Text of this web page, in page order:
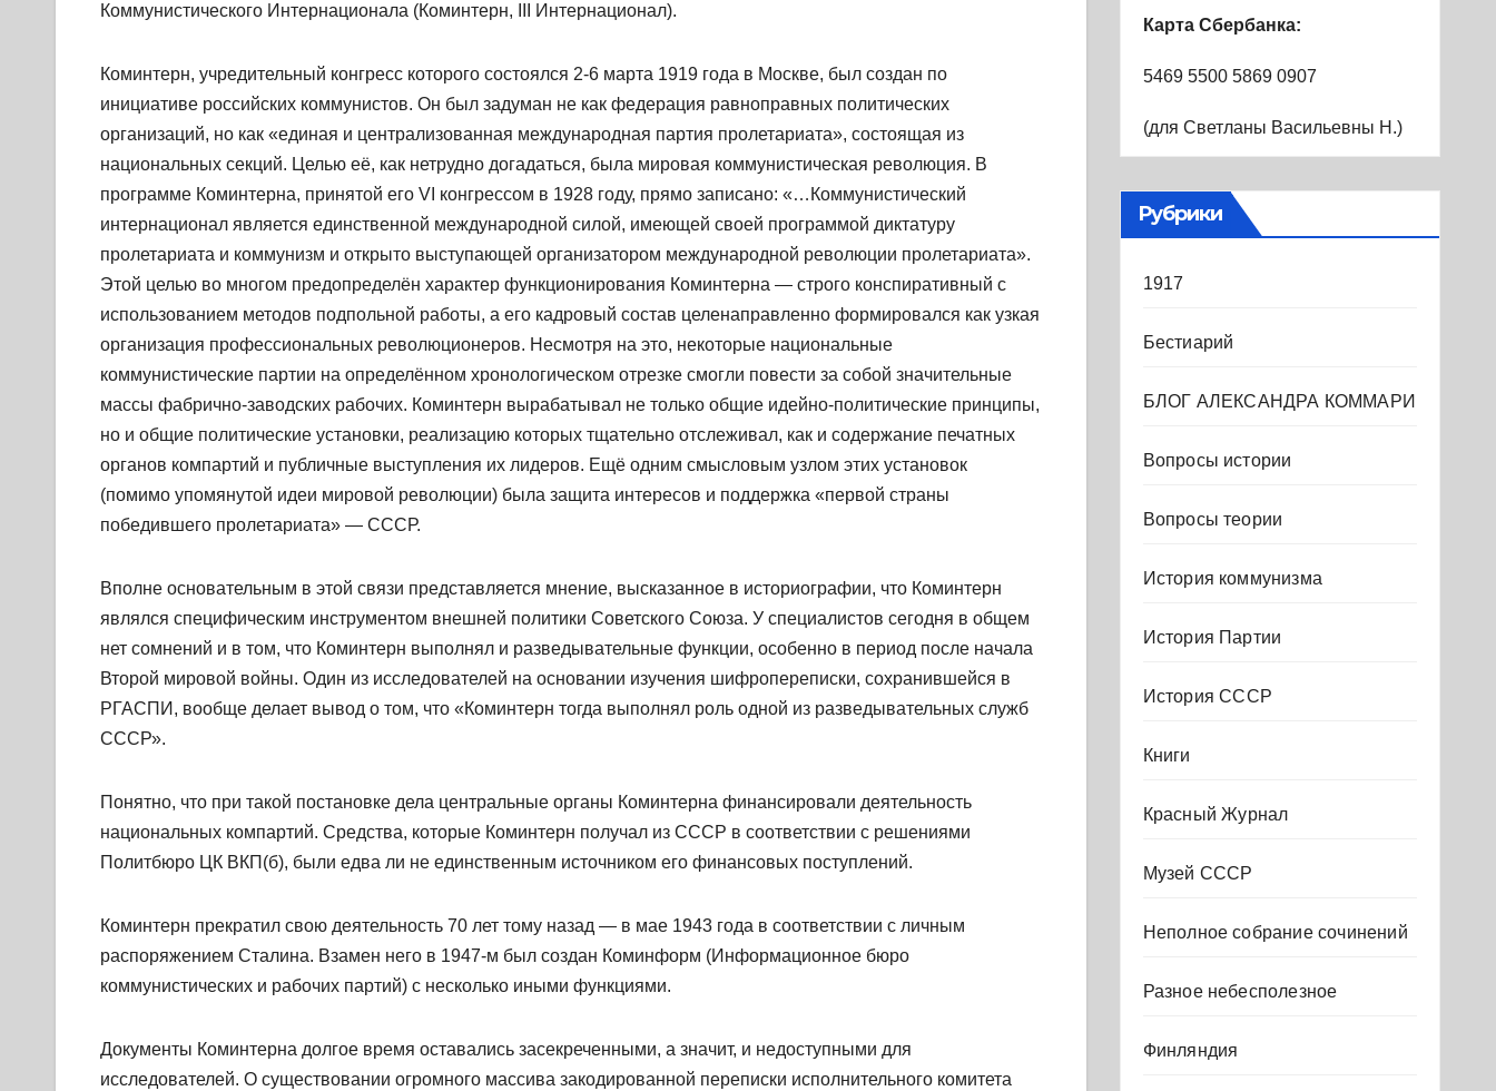
Коммунистического Интернационала (Коминтерн, III Интернационал).
Коминтерн, учредительный конгресс которого состоялся 2-6 марта 1919 года в Москве, был создан по
инициативе российских коммунистов. Он был задуман не как федерация равноправных политических
организаций, но как «единая и централизованная международная партия пролетариата», состоящая из
национальных секций. Целью её, как нетрудно догадаться, была мировая коммунистическая революция. В
программе Коминтерна, принятой его VI конгрессом в 1928 году, прямо записано: «…Коммунистический
интернационал является единственной международной силой, имеющей своей программой диктатуру
пролетариата и коммунизм и открыто выступающей организатором международной революции пролетариата».
Этой целью во многом предопределён характер функционирования Коминтерна — строго конспиративный с
использованием методов подпольной работы, а его кадровый состав целенаправленно формировался как узкая
организация профессиональных революционеров. Несмотря на это, некоторые национальные
коммунистические партии на определённом хронологическом отрезке смогли повести за собой значительные
массы фабрично-заводских рабочих. Коминтерн вырабатывал не только общие идейно-политические принципы,
но и общие политические установки, реализацию которых тщательно отслеживал, как и содержание печатных
органов компартий и публичные выступления их лидеров. Ещё одним смысловым узлом этих установок
(помимо упомянутой идеи мировой революции) была защита интересов и поддержка «первой страны
победившего пролетариата» — СССР.
Вполне основательным в этой связи представляется мнение, высказанное в историографии, что Коминтерн
являлся специфическим инструментом внешней политики Советского Союза. У специалистов сегодня в общем
нет сомнений и в том, что Коминтерн выполнял и разведывательные функции, особенно в период после начала
Второй мировой войны. Один из исследователей на основании изучения шифропереписки, сохранившейся в
РГАСПИ, вообще делает вывод о том, что «Коминтерн тогда выполнял роль одной из разведывательных служб
СССР».
Понятно, что при такой постановке дела центральные органы Коминтерна финансировали деятельность
национальных компартий. Средства, которые Коминтерн получал из СССР в соответствии с решениями
Политбюро ЦК ВКП(б), были едва ли не единственным источником его финансовых поступлений.
Коминтерн прекратил свою деятельность 70 лет тому назад — в мае 1943 года в соответствии с личным
распоряжением Сталина. Взамен него в 1947-м был создан Коминформ (Информационное бюро
коммунистических и рабочих партий) с несколько иными функциями.
Документы Коминтерна долгое время оставались засекреченными, а значит, и недоступными для
исследователей. О существовании огромного массива закодированной переписки исполнительного комитета
Карта Сбербанка:
5469 5500 5869 0907
(для Светланы Васильевны Н.)
Рубрики
1917
Бестиарий
БЛОГ АЛЕКСАНДРА КОММАРИ
Вопросы истории
Вопросы теории
История коммунизма
История Партии
История СССР
Книги
Красный Журнал
Музей СССР
Неполное собрание сочинений
Разное небесполезное
Финляндия